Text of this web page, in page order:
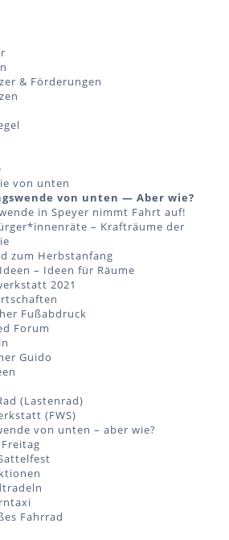
& Förderungen
von unten
von unten — Aber wie?
in Speyer nimmt Fahrt auf!
– Krafträume der
zum Herbstanfang
– Ideen für Räume
2021
Fußabdruck
Forum
Guido
(Lastenrad)
(FWS)
von unten – aber wie?
Fahrrad